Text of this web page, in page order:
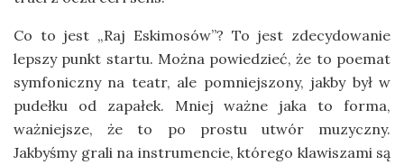
Co to jest „Raj Eskimosów”? To jest zdecydowanie
lepszy punkt startu. Można powiedzieć, że to poemat
symfoniczny na teatr, ale pomniejszony, jakby był w
pudełku od zapałek. Mniej ważne jaka to forma,
ważniejsze, że to po prostu utwór muzyczny.
Jakbyśmy grali na instrumencie, którego klawiszami są